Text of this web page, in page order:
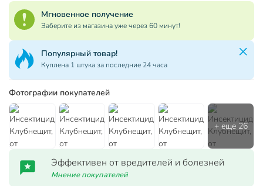
Мгновенное получение
Заберите из магазина уже через 60 минут!
Популярный товар!
Куплена 1 штука за последние 24 часа
Фотографии покупателей
Эффективен от вредителей и болезней
Мнение покупателей